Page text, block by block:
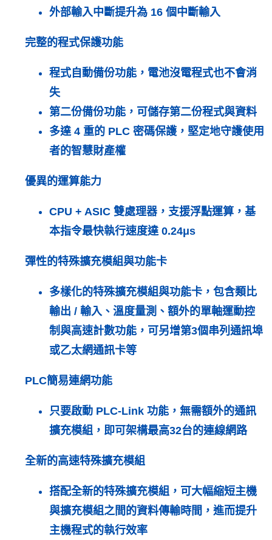
外部輸入中斷提升為 16 個中斷輸入
完整的程式保護功能
程式自動備份功能，電池沒電程式也不會消
失
第二份備份功能，可儲存第二份程式與資料
多達 4 重的 PLC 密碼保護，堅定地守護使用
者的智慧財產權
優異的運算能力
CPU + ASIC 雙處理器，支援浮點運算，基
本指令最快執行速度達 0.24μs
彈性的特殊擴充模組與功能卡
多樣化的特殊擴充模組與功能卡，包含類比
輸出 / 輸入、溫度量測、額外的單軸運動控
制與高速計數功能，可另增第3個串列通訊埠
或乙太網通訊卡等
PLC簡易連網功能
只要啟動 PLC-Link 功能，無需額外的通訊
擴充模組，即可架構最高32台的連線網路
全新的高速特殊擴充模組
搭配全新的特殊擴充模組，可大幅縮短主機
與擴充模組之間的資料傳輸時間，進而提升
主機程式的執行效率